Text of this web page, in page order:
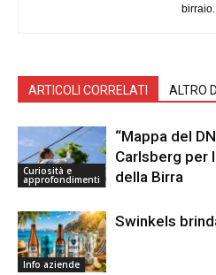
birraio.
ARTICOLI CORRELATI ALTRO
Curiosità e
approfondimenti
“Mappa del
Carlsberg per
della Birra
Info aziende
Swinkels